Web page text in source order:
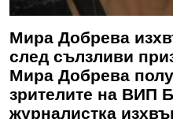
Мира Добрева
след сълзливи
Мира Добрева
зрителите на ВИП
журналистка